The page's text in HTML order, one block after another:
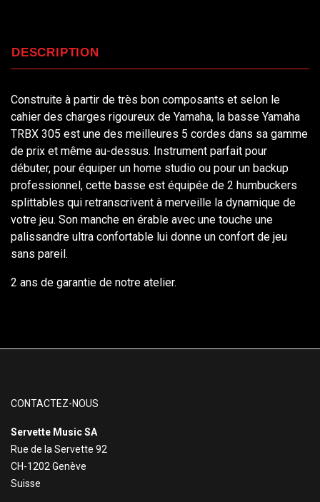
DESCRIPTION
Construite à partir de très bon composants et selon le
cahier des charges rigoureux de Yamaha, la basse Yamaha
TRBX 305 est une des meilleures 5 cordes dans sa gamme
de prix et même au-dessus. Instrument parfait pour
débuter, pour équiper un home studio ou pour un backup
professionnel, cette basse est équipée de 2 humbuckers
splittables qui retranscrivent à merveille la dynamique de
votre jeu. Son manche en érable avec une touche une
palissandre ultra confortable lui donne un confort de jeu
sans pareil.
2 ans de garantie de notre atelier.
CONTACTEZ-NOUS
Servette Music SA
Rue de la Servette 92
CH-1202 Genève
Suisse